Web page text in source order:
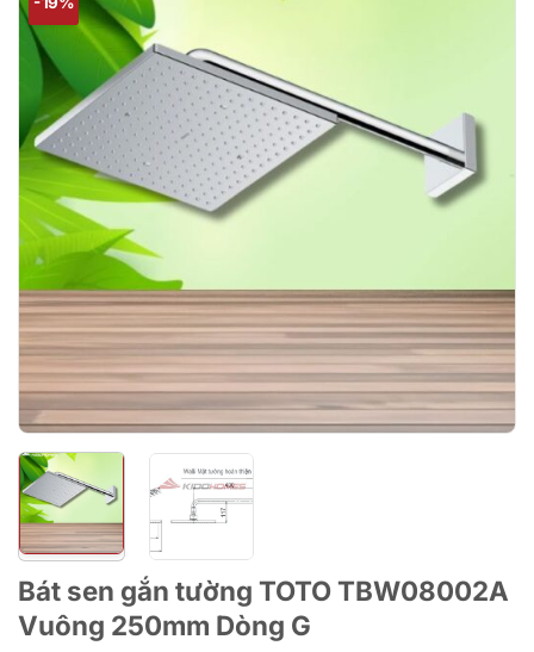
Bát sen gắn tường TOTO TBW08002A
Vuông 250mm Dòng G